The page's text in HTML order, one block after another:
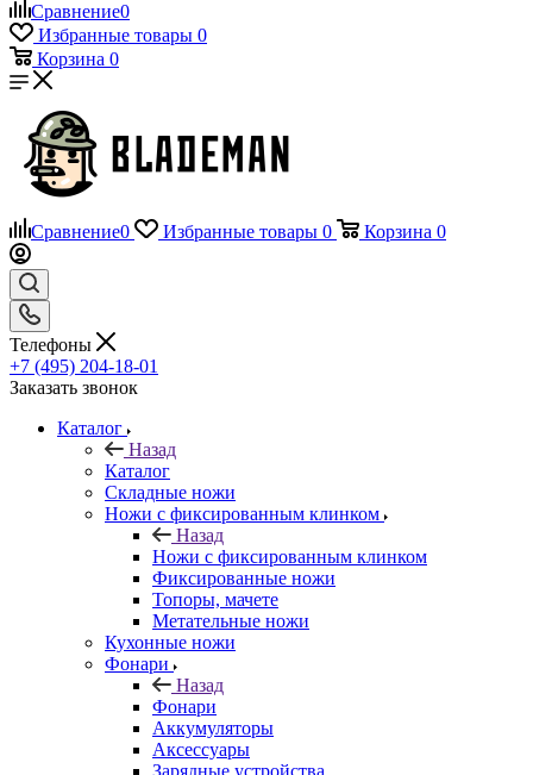
Сравнение0
Избранные товары 0
Корзина 0
Сравнение0 Избранные товары 0 Корзина 0
Телефоны
+7 (495) 204-18-01
Заказать звонок
Каталог
Назад
Каталог
Складные ножи
Ножи с фиксированным клинком
Назад
Ножи с фиксированным клинком
Фиксированные ножи
Топоры, мачете
Метательные ножи
Кухонные ножи
Фонари
Назад
Фонари
Аккумуляторы
Аксессуары
Зарядные устройства